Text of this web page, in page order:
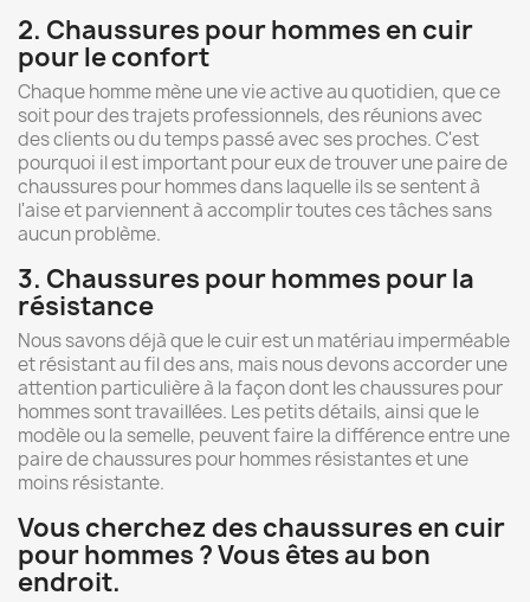
2. Chaussures pour hommes en cuir
pour le confort
Chaque homme mène une vie active au quotidien, que ce
soit pour des trajets professionnels, des réunions avec
des clients ou du temps passé avec ses proches. C'est
pourquoi il est important pour eux de trouver une paire de
chaussures pour hommes dans laquelle ils se sentent à
l'aise et parviennent à accomplir toutes ces tâches sans
aucun problème.
3. Chaussures pour hommes pour la
résistance
Nous savons déjà que le cuir est un matériau imperméable
et résistant au fil des ans, mais nous devons accorder une
attention particulière à la façon dont les chaussures pour
hommes sont travaillées. Les petits détails, ainsi que le
modèle ou la semelle, peuvent faire la différence entre une
paire de chaussures pour hommes résistantes et une
moins résistante.
Vous cherchez des chaussures en cuir
pour hommes ? Vous êtes au bon
endroit.